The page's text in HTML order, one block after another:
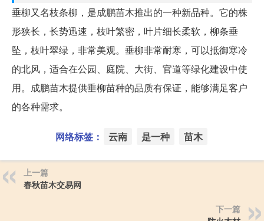
垂柳又名枝条柳，是成鹏苗木推出的一种新品种。它的株
形狭长，长势迅速，枝叶繁密，叶片细长柔软，柳条垂
坠，枝叶翠绿，非常美观。垂柳非常耐寒，可以抵御寒冷
的北风，适合在公园、庭院、大街、官道等绿化建设中使
用。成鹏苗木提供垂柳苗种的品质有保证，能够满足客户
的各种需求。
网络标签： 云南 是一种 苗木
上一篇
春秋苗木交易网
下一篇